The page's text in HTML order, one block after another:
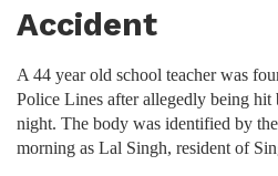
Accident
A 44 year old school teacher was
Police Lines after allegedly being
night. The body was identified by
morning as Lal Singh, resident of